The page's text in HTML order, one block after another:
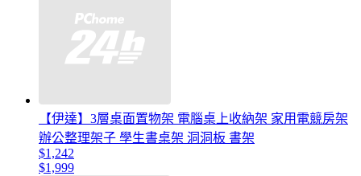
【伊達】3層桌面置物架 電腦桌上收納架 家用電競房架
辦公整理架子 學生書桌架 洞洞板 書架
$1,242
$1,999